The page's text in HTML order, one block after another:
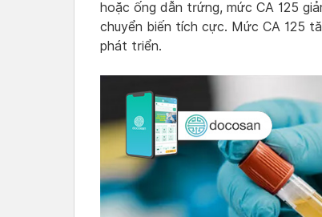
hoặc ống dẫn trứng, mức CA 125
chuyển biến tích cực. Mức CA 125
phát triển.